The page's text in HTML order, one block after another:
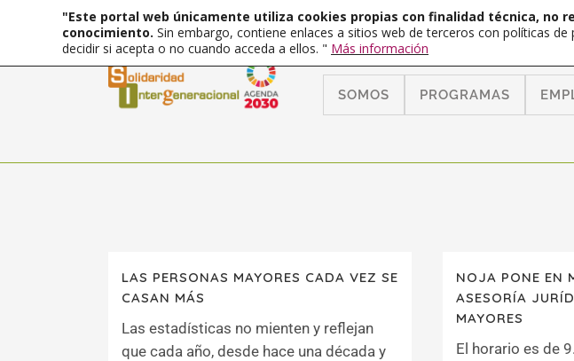
SOMOS PROGRAMAS
LAS PERSONAS MAYORES CADA VEZ SE
CASAN MÁS
Las estadísticas no mienten y reflejan
que cada año, desde hace una década y
NOJA PONE EN
ASESORÍA
MAYORES
El horario es de
"Este portal web únicamente utiliza cookies propias con finalidad técnica, no
conocimiento. Sin embargo, contiene enlaces a sitios web de terceros con políticas
decidir si acepta o no cuando acceda a ellos. " Más información